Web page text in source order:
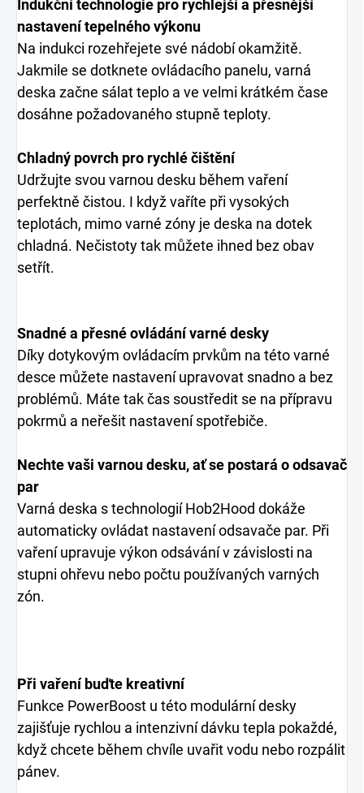
Indukční technologie pro rychlejší a přesnější
nastavení tepelného výkonu
Na indukci rozehřejete své nádobí okamžitě.
Jakmile se dotknete ovládacího panelu, varná
deska začne sálat teplo a ve velmi krátkém čase
dosáhne požadovaného stupně teploty.
Chladný povrch pro rychlé čištění
Udržujte svou varnou desku během vaření
perfektně čistou. I když vaříte při vysokých
teplotách, mimo varné zóny je deska na dotek
chladná. Nečistoty tak můžete ihned bez obav
setřít.
Snadné a přesné ovládání varné desky
Díky dotykovým ovládacím prvkům na této varné
desce můžete nastavení upravovat snadno a bez
problémů. Máte tak čas soustředit se na přípravu
pokrmů a neřešit nastavení spotřebiče.
Nechte vaši varnou desku, ať se postará o odsavač
par
Varná deska s technologií Hob2Hood dokáže
automaticky ovládat nastavení odsavače par. Při
vaření upravuje výkon odsávání v závislosti na
stupni ohřevu nebo počtu používaných varných
zón.
Při vaření buďte kreativní
Funkce PowerBoost u této modulární desky
zajišťuje rychlou a intenzivní dávku tepla pokaždé,
když chcete během chvíle uvařit vodu nebo rozpálit
pánev.